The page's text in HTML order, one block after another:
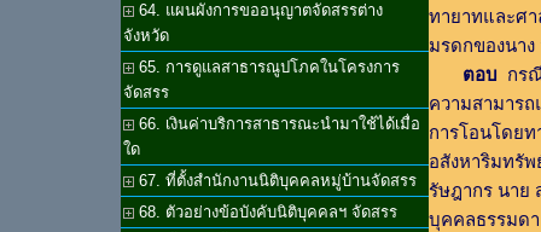
64. แผนผังการขออนุญาตจัดสรรต่าง
จังหวัด
65. การดูแลสาธารณูปโภคในโครงการ
จัดสรร
66. เงินค่าบริการสาธารณะนำมาใช้ได้เมื่อ
ใด
67. ที่ตั้งสำนักงานนิติบุคคลหมู่บ้านจัดสรร
68. ตัวอย่างข้อบังคับนิติบุคคลฯ จัดสรร
ทายาทและศ
มรดกของนา
ตอบ กร
ความสามาร
การโอนโดย
อสังหาริมทรั
รัษฎากร นาย
บุคคลธรรมด